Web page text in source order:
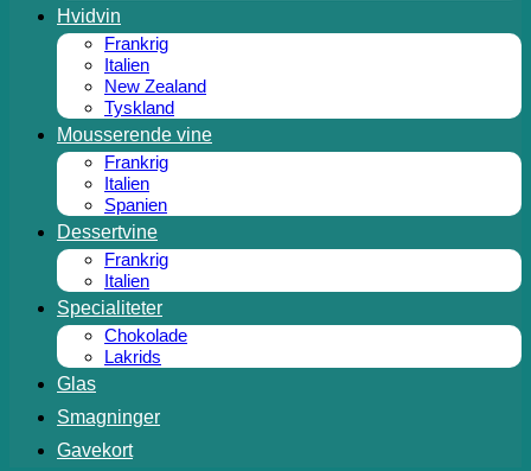
Hvidvin
Frankrig
Italien
New Zealand
Tyskland
Mousserende vine
Frankrig
Italien
Spanien
Dessertvine
Frankrig
Italien
Specialiteter
Chokolade
Lakrids
Glas
Smagninger
Gavekort